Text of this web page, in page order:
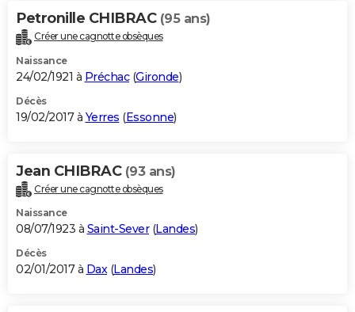
Petronille CHIBRAC (95 ans)
Créer une cagnotte obsèques
Naissance
24/02/1921 à Préchac(Gironde)
Décès
19/02/2017 à Yerres (Essonne)
Jean CHIBRAC (93 ans)
Créer une cagnotte obsèques
Naissance
08/07/1923 à Saint-Sever(Landes)
Décès
02/01/2017 à Dax(Landes)